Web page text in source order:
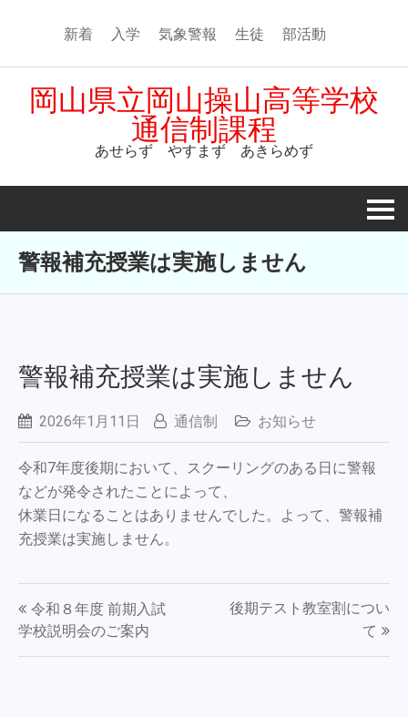
新着 入学 気象警報 生徒 部活動
岡山県立岡山操山高等学校
通信制課程
あせらず やすまず あきらめず
警報補充授業は実施しません
警報補充授業は実施しません
2026年1月11日 通信制 お知らせ
令和7年度後期において、スクーリングのある日に警報
などが発令されたことによって、
休業日になることはありませんでした。よって、警報補
充授業は実施しません。
投
稿
ナ
令和８年度 前期入試
学校説明会のご案内
後期テスト教室割につい
て